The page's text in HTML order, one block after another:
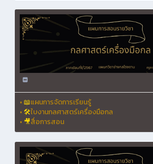
• 📖แผนการจัดการเรียนรู้
• 🛠ใบงานกลศาสตร์เครื่องมือกล
• 🎥สื่อการสอน